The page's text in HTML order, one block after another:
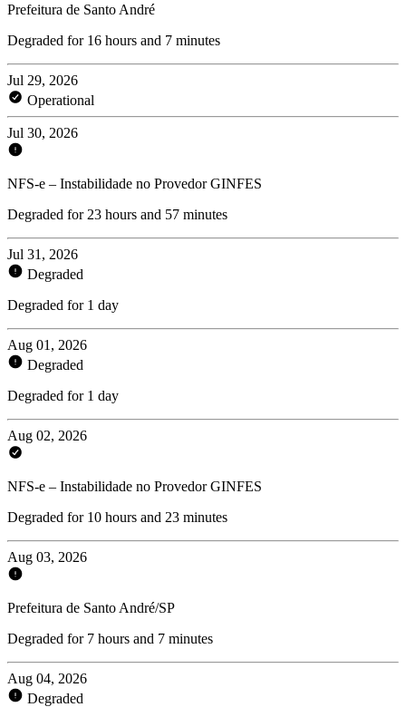
Prefeitura de Santo André
Degraded for 16 hours and 7 minutes
Jul 29, 2026
Operational
Jul 30, 2026
NFS-e – Instabilidade no Provedor GINFES
Degraded for 23 hours and 57 minutes
Jul 31, 2026
Degraded
Degraded for 1 day
Aug 01, 2026
Degraded
Degraded for 1 day
Aug 02, 2026
NFS-e – Instabilidade no Provedor GINFES
Degraded for 10 hours and 23 minutes
Aug 03, 2026
Prefeitura de Santo André/SP
Degraded for 7 hours and 7 minutes
Aug 04, 2026
Degraded